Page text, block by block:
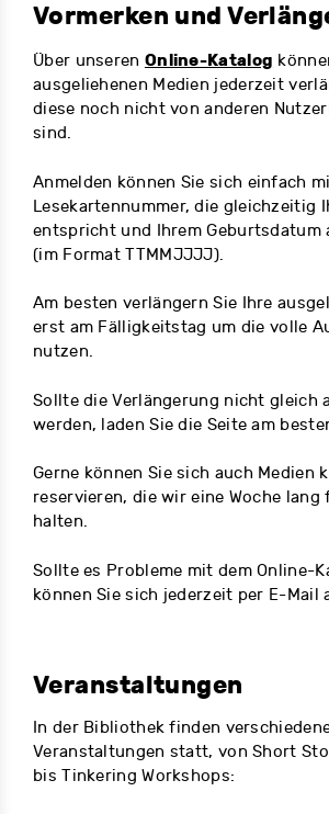
Vormerken und
Über unseren Online-Katalog
ausgeliehenen Medien jederzeit
diese noch nicht von anderen
sind.
Anmelden können Sie sich einfach
Lesekartennummer, die gleichzeitig
entspricht und Ihrem Geburtsdatum
(im Format TTMMJJJJ).
Am besten verlängern Sie Ihre
erst am Fälligkeitstag um die volle
nutzen.
Sollte die Verlängerung nicht gleich
werden, laden Sie die Seite am
Gerne können Sie sich auch Medien
reservieren, die wir eine Woche lang
halten.
Sollte es Probleme mit dem Online-
können Sie sich jederzeit per E-Mail
Veranstaltungen
In der Bibliothek finden
Veranstaltungen statt, von Short
bis Tinkering Workshops: